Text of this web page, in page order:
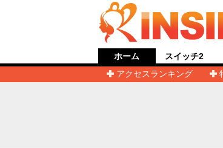
ホーム
アクセスランキング
スイッチ2